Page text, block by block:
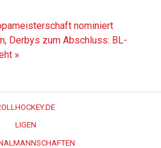
nominiert
Derbys zum Abschluss: BL-
»
LIGEN